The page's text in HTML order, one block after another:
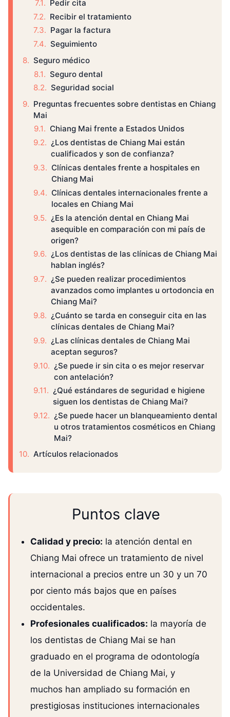
Pedir cita
Recibir el tratamiento
Pagar la factura
Seguimiento
Seguro médico
Seguro dental
Seguridad social
Preguntas frecuentes sobre dentistas en Chiang
Mai
Chiang Mai frente a Estados Unidos
¿Los dentistas de Chiang Mai están
cualificados y son de confianza?
Clínicas dentales frente a hospitales en
Chiang Mai
Clínicas dentales internacionales frente a
locales en Chiang Mai
¿Es la atención dental en Chiang Mai
asequible en comparación con mi país de
origen?
¿Los dentistas de las clínicas de Chiang Mai
hablan inglés?
¿Se pueden realizar procedimientos
avanzados como implantes u ortodoncia en
Chiang Mai?
¿Cuánto se tarda en conseguir cita en las
clínicas dentales de Chiang Mai?
¿Las clínicas dentales de Chiang Mai
aceptan seguros?
¿Se puede ir sin cita o es mejor reservar
con antelación?
¿Qué estándares de seguridad e higiene
siguen los dentistas de Chiang Mai?
¿Se puede hacer un blanqueamiento dental
u otros tratamientos cosméticos en Chiang
Mai?
Artículos relacionados
Puntos clave
Calidad y precio: la atención dental en
Chiang Mai ofrece un tratamiento de nivel
internacional a precios entre un 30 y un 70
por ciento más bajos que en países
occidentales.
Profesionales cualificados: la mayoría de
los dentistas de Chiang Mai se han
graduado en el programa de odontología
de la Universidad de Chiang Mai, y
muchos han ampliado su formación en
prestigiosas instituciones internacionales